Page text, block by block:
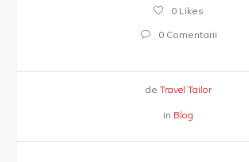
0 Likes
0 Comentarii
de Travel Tailor
in Blog